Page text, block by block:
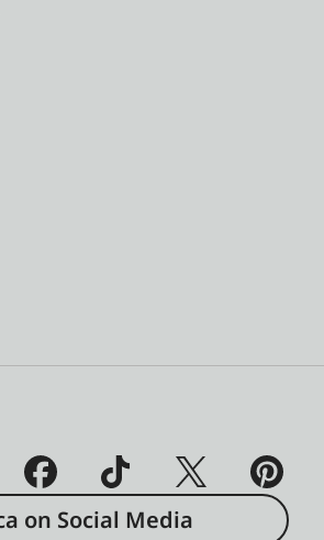
on Social Media